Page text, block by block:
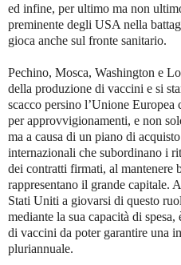
ed infine, per ultimo ma non
preminente degli USA nella
gioca anche sul fronte sanitario.
Pechino, Mosca, Washington e
della produzione di vaccini e si
scacco persino l’Unione
per approvvigionamenti, e non
ma a causa di un piano di
internazionali che subordinano i
dei contratti firmati, al mantenere
rappresentano il grande capitale.
Stati Uniti a giovarsi di questo
mediante la sua capacità di
di vaccini da poter garantire una
pluriannuale.